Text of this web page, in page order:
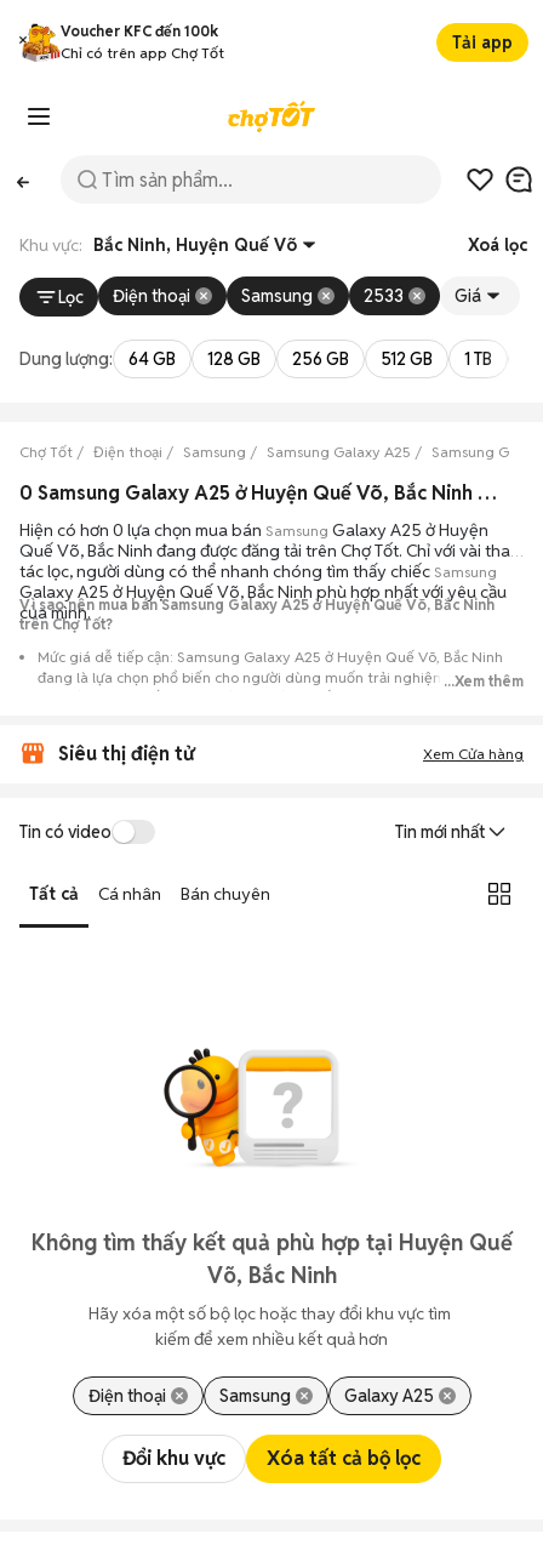
Voucher KFC đến 100k
Chỉ có trên app Chợ Tốt
Tải app
Khu vực: Bắc Ninh, Huyện Quế Võ Xoá lọc
Lọc Điện thoại Samsung 2533 Giá
Dung lượng: 64 GB 128 GB 256 GB 512 GB 1 TB
Chợ Tốt Điện thoại Samsung Samsung Galaxy A25 Samsung
0 Samsung Galaxy A25 ở Huyện Quế Võ, Bắc Ninh máy bền đẹp đang bán 08/2026
Hiện có hơn 0 lựa chọn mua bán Samsung Galaxy A25 ở Huyện
Quế Võ, Bắc Ninh đang được đăng tải trên Chợ Tốt. Chỉ với vài thao
tác lọc, người dùng có thể nhanh chóng tìm thấy chiếc Samsung
Galaxy A25 ở Huyện Quế Võ, Bắc Ninh phù hợp nhất với yêu cầu
của mình.
Vì sao nên mua bán Samsung Galaxy A25 ở Huyện Quế Võ, Bắc Ninh
trên Chợ Tốt?
Mức giá dễ tiếp cận: Samsung Galaxy A25 ở Huyện Quế Võ, Bắc Ninh
đang là lựa chọn phổ biến cho người dùng muốn trải nghiệm dòng máy
này với chi phí thấp hơn so với khi mới ra mắt.
Huyện Quế Võ, Bắc Ninh từ nhiều cá nhân muốn lên đời máy, mang đến
đa dạng sự lựa chọn về tình trạng bảo hành, hình thức máy và màu sắc.
đánh giá chính xác hiệu năng thực tế của máy so với mô tả trên
Mua bán linh hoạt: Hai bên có thể chủ động thỏa thuận giá cả và
địa điểm giao nhận, chốt giao dịch nhanh chóng khi đạt được
...Xem thêm
Siêu thị điện tử Xem Cửa hàng
Tin có video Tin mới nhất
Tất cả Cá nhân Bán chuyên
Không tìm thấy kết quả phù hợp tại Huyện Quế
Võ, Bắc Ninh
Hãy xóa một số bộ lọc hoặc thay đổi khu vực tìm
kiếm để xem nhiều kết quả hơn
Điện thoại Samsung Galaxy A25
Đổi khu vực Xóa tất cả bộ lọc